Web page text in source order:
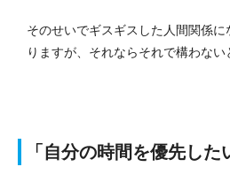
そのせいでギスギスした人間関係
りますが、それならそれで構わない
「自分の時間を優先した